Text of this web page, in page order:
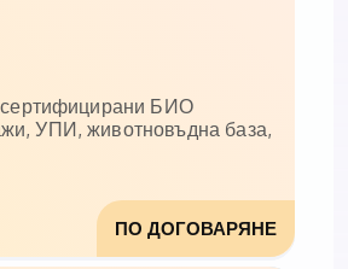
сертифицирани БИО
УПИ, животновъдна база,
ПО ДОГОВАРЯНЕ